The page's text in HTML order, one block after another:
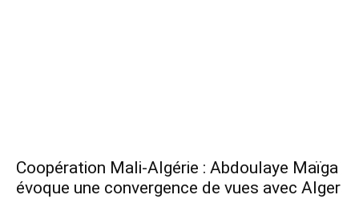
Coopération Mali-Algérie : Abdoulaye Maïga
évoque une convergence de vues avec Alger